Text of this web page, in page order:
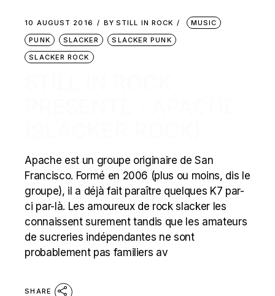
10 AUGUST 2016 BY STILL IN ROCK
MUSIC
PUNK
SLACKER
SLACKER PUNK
SLACKER ROCK
Apache est un groupe originaire de San
Francisco. Formé en 2006 (plus ou moins, dis le
groupe), il a déjà fait paraître quelques K7 par-
ci par-là. Les amoureux de rock slacker les
connaissent surement tandis que les amateurs
de sucreries indépendantes ne sont
probablement pas familiers av
SHARE